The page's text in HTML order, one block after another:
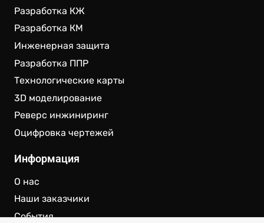
Разработка КЖ
Разработка КМ
Инженерная защита
Разработка ППР
Технологические карты
3D моделирование
Реверс инжиниринг
Оцифровка чертежей
Информация
О нас
Наши заказчики
События